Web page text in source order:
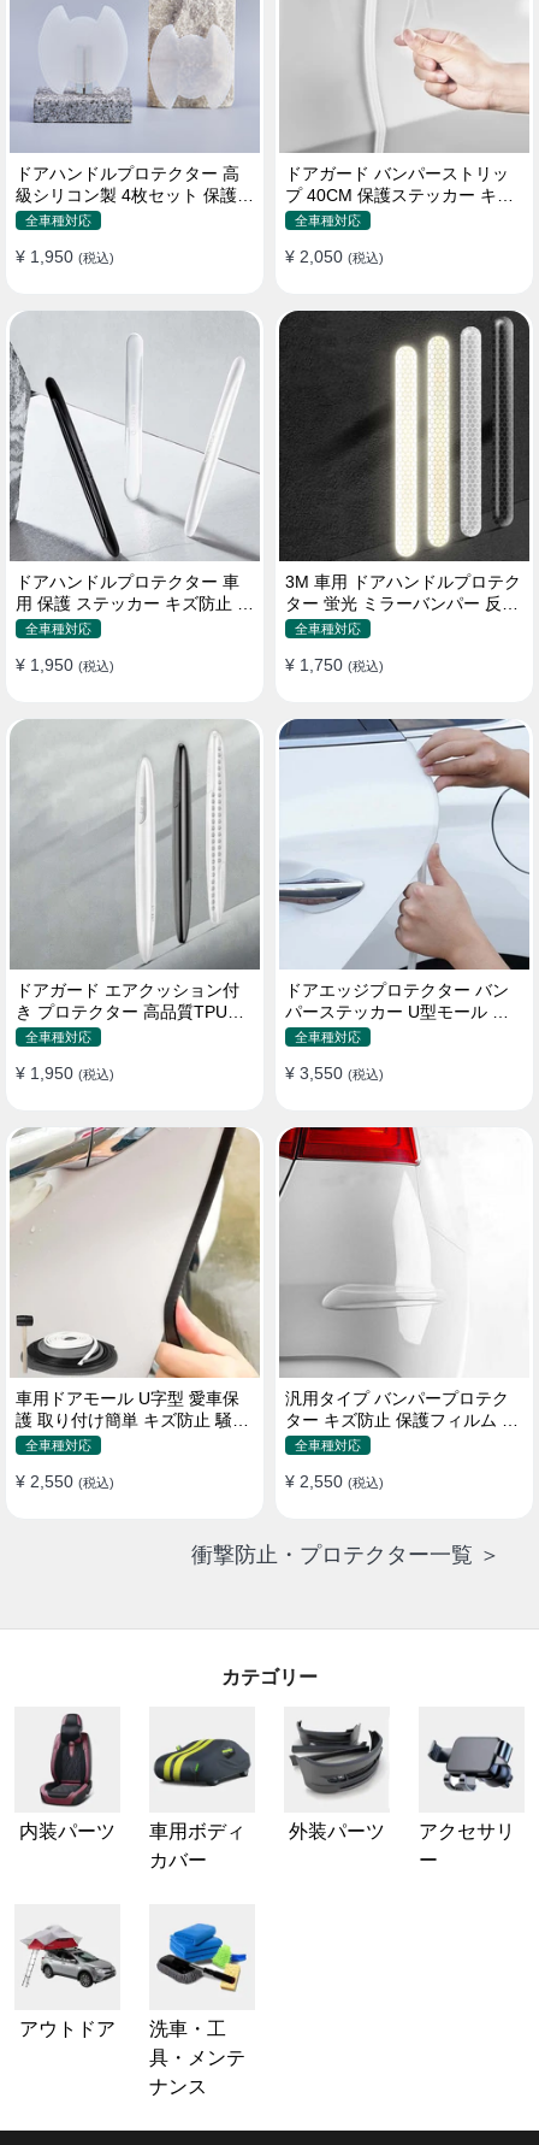
ドアハンドルプロテクター 高
級シリコン製 4枚セット 保護フ
ィルム キズ防止 全車種
全車種対応
¥ 1,950 (税込)
ドアガード バンパーストリッ
プ 40CM 保護ステッカー キズ
防止 プロテクターシール
全車種対応
¥ 2,050 (税込)
ドアハンドルプロテクター 車
用 保護 ステッカー キズ防止 高
品質TPU製 4枚セット
全車種対応
¥ 1,950 (税込)
3M 車用 ドアハンドルプロテク
ター 蛍光 ミラーバンパー 反射
ステッカー 保護フィルム
全車種対応
¥ 1,750 (税込)
ドアガード エアクッション付
き プロテクター 高品質TPU製
キズ防止 取り付け簡単
全車種対応
¥ 1,950 (税込)
ドアエッジプロテクター バン
パーステッカー U型モール キ
ズ防止 取り付け簡単 騒音低減
全車種対応
¥ 3,550 (税込)
車用ドアモール U字型 愛車保
護 取り付け簡単 キズ防止 騒音
低減 5m バンパーストリップ
全車種対応
¥ 2,550 (税込)
汎用タイプ バンパープロテク
ター キズ防止 保護フィルム 取
り付け簡単 フィット感抜群
全車種対応
¥ 2,550 (税込)
衝撃防止・プロテクター一覧 ＞
カテゴリー
内装パーツ
車用ボディ
カバー
外装パーツ
アクセサリ
ー
アウトドア
洗車・工
具・メンテ
ナンス